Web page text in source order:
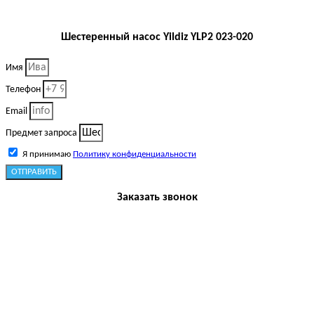
Шестеренный насос Yildiz YLP2 023-020
Имя
Телефон
Email
Предмет запроса
Я принимаю Политику конфиденциальности
ОТПРАВИТЬ
Заказать звонок